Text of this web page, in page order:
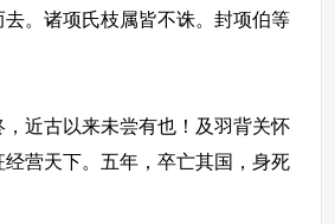
。诸项氏枝属皆不诛。封项伯等
近古以来未尝有也！及羽背关怀
营天下。五年，卒亡其国，身死